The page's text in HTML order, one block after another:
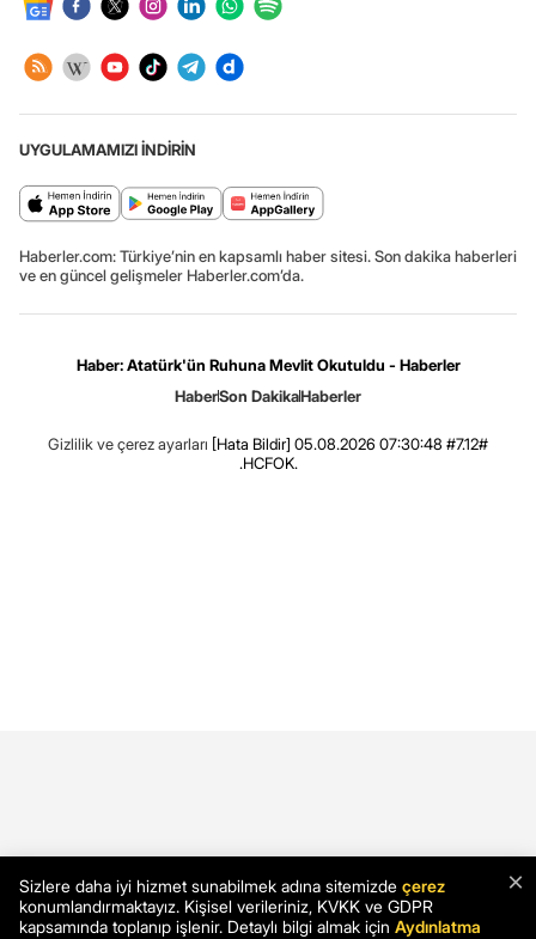
UYGULAMAMIZI İNDİRİN
Haberler.com: Türkiye’nin en kapsamlı haber sitesi. Son dakika haberleri
ve en güncel gelişmeler Haberler.com’da.
Haber: Atatürk'ün Ruhuna Mevlit Okutuldu - Haberler
HaberSon DakikaHaberler
Gizlilik ve çerez ayarları [Hata Bildir] 05.08.2026 07:30:48 #7.12#
.HCFOK.
×
Sizlere daha iyi hizmet sunabilmek adına sitemizde çerez
konumlandırmaktayız. Kişisel verileriniz, KVKK ve GDPR
kapsamında toplanıp işlenir. Detaylı bilgi almak için Aydınlatma